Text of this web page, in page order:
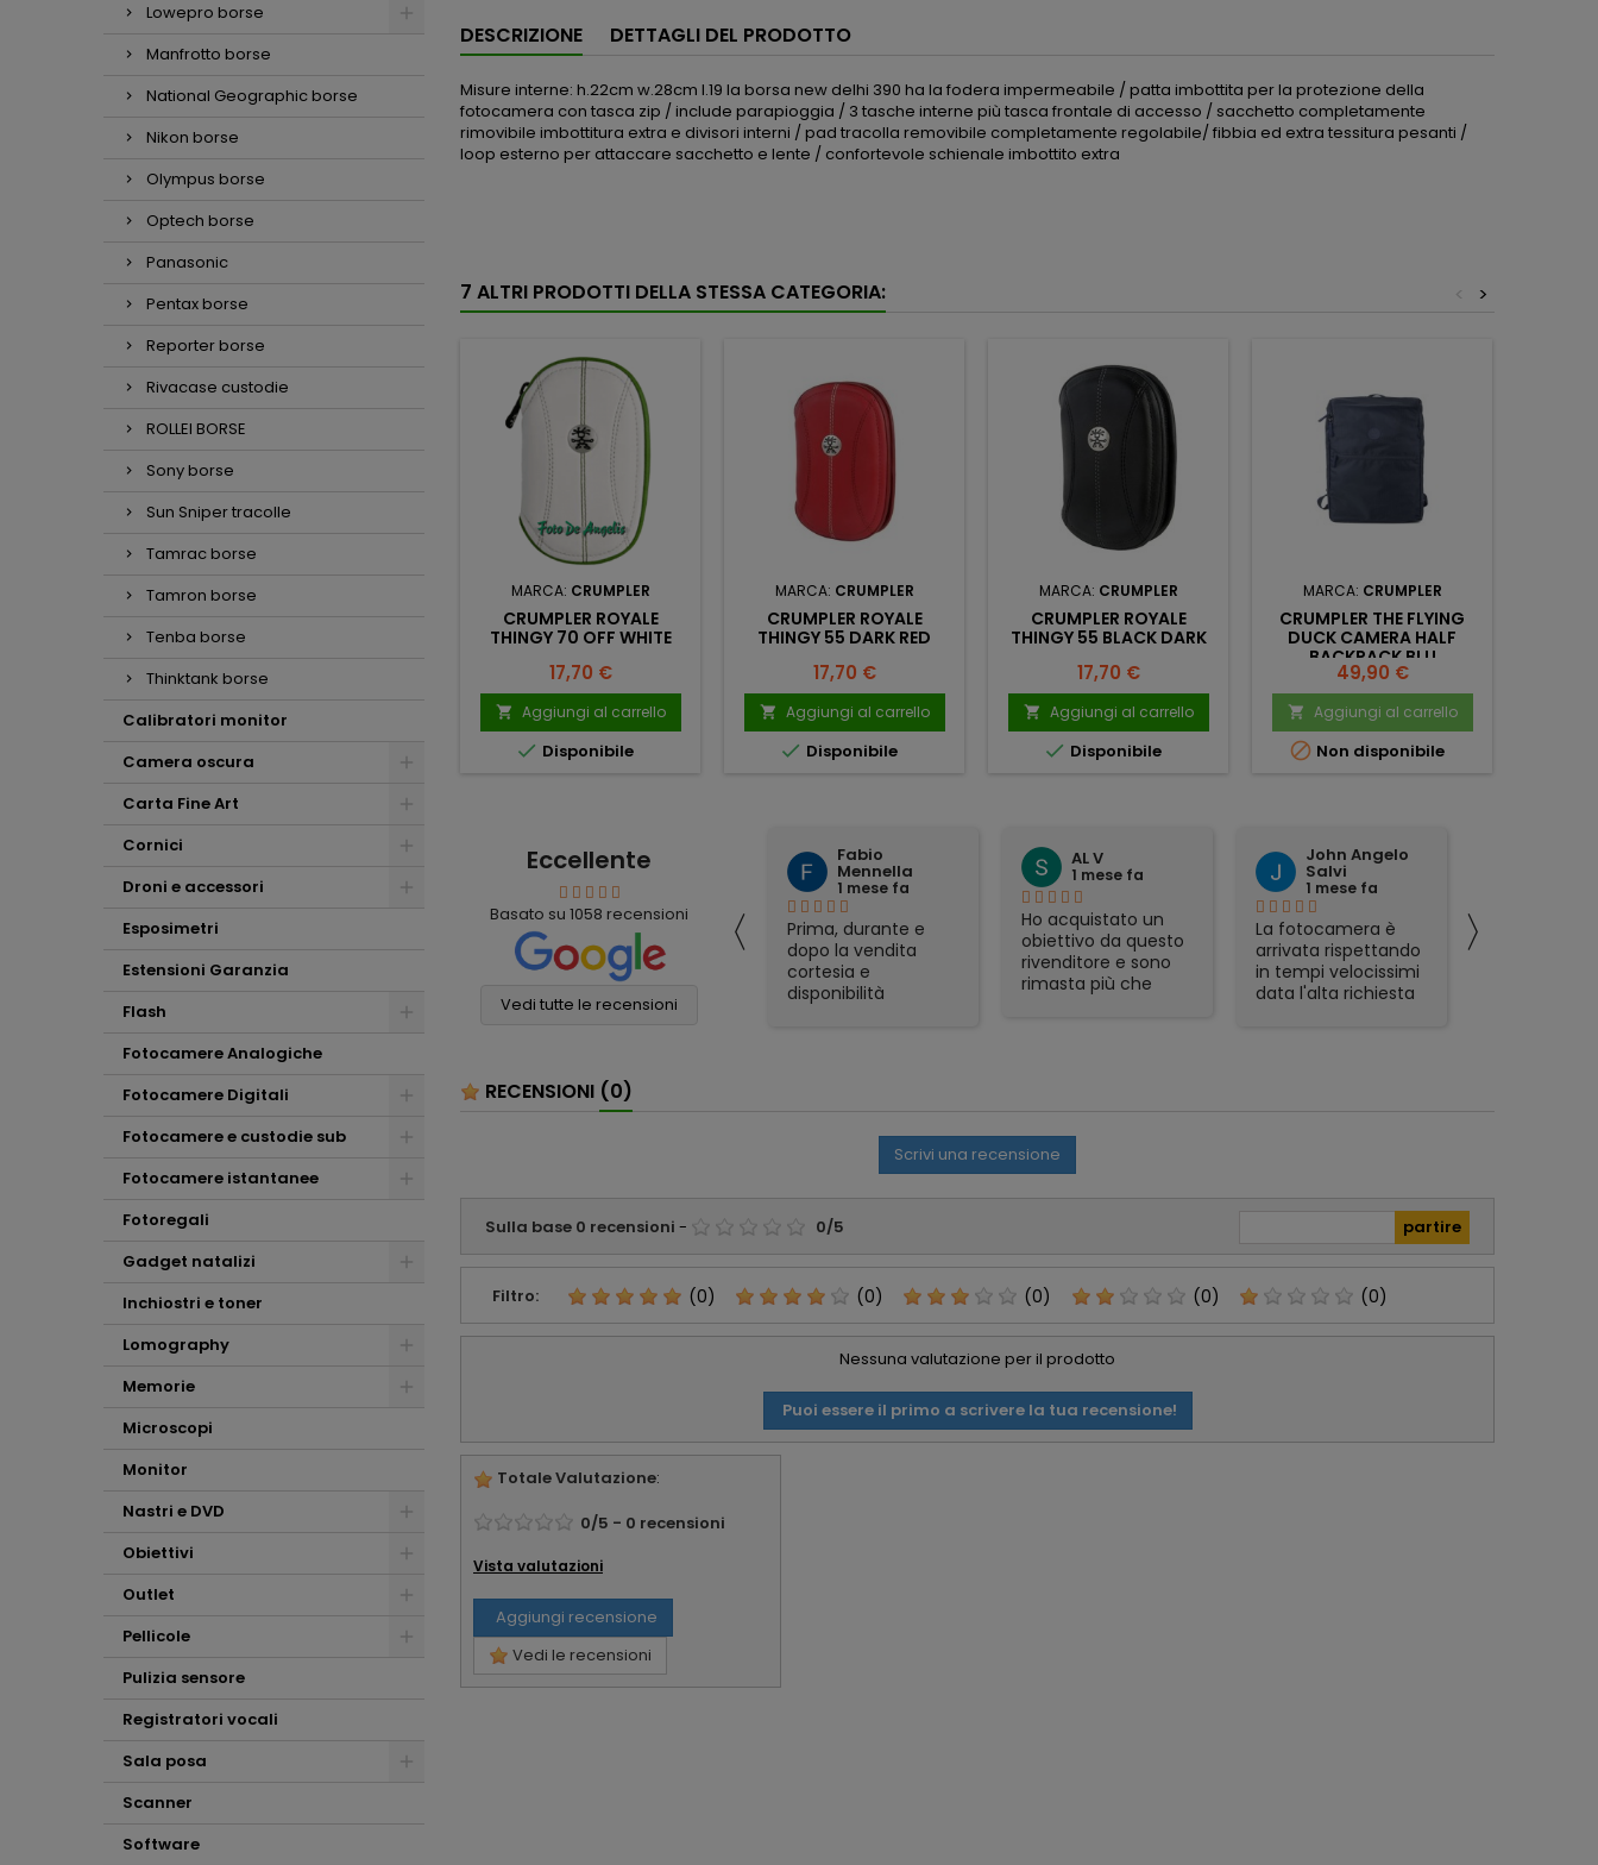
Lowepro borse
Manfrotto borse
National Geographic borse
Nikon borse
Olympus borse
Optech borse
Panasonic
Pentax borse
Reporter borse
Rivacase custodie
ROLLEI BORSE
Sony borse
Sun Sniper tracolle
Tamrac borse
Tamron borse
Tenba borse
Thinktank borse
Calibratori monitor
Camera oscura
Carta Fine Art
Cornici
Droni e accessori
Esposimetri
Estensioni Garanzia
Flash
Fotocamere Analogiche
Fotocamere Digitali
Fotocamere e custodie sub
Fotocamere istantanee
Fotoregali
Gadget natalizi
Inchiostri e toner
Lomography
Memorie
Microscopi
Monitor
Nastri e DVD
Obiettivi
Outlet
Pellicole
Pulizia sensore
Registratori vocali
Sala posa
Scanner
Software
DESCRIZIONE DETTAGLI DEL PRODOTTO
Misure interne: h.22cm w.28cm l.19 la borsa new delhi 390 ha la fodera impermeabile / patta imbottita per la protezione della
fotocamera con tasca zip / include parapioggia / 3 tasche interne più tasca frontale di accesso / sacchetto completamente
rimovibile imbottitura extra e divisori interni / pad tracolla removibile completamente regolabile/ fibbia ed extra tessitura pesanti /
loop esterno per attaccare sacchetto e lente / confortevole schienale imbottito extra
7 ALTRI PRODOTTI DELLA STESSA CATEGORIA: >
<
MARCA: CRUMPLER
CRUMPLER ROYALE
THINGY 70 OFF WHITE
Prezzo
17,70 €
 Aggiungi al carrello
 Disponibile
MARCA: CRUMPLER
CRUMPLER ROYALE
THINGY 55 DARK RED
Prezzo
17,70 €
 Aggiungi al carrello
 Disponibile
MARCA: CRUMPLER
CRUMPLER ROYALE
THINGY 55 BLACK DARK
Prezzo
17,70 €
 Aggiungi al carrello
 Disponibile
MARCA: CRUMPLER
CRUMPLER THE FLYING
DUCK CAMERA HALF
BACKPACK BLU
Prezzo
49,90 €
 Aggiungi al carrello
 Non disponibile
Eccellente
Basato su1058 recensioni
Vedi tutte le recensioni
〈
Ho molto
apprezzato la
scrupolosità nella
usato e i consigli per
nuova fotocamera
difetti) . Mi ritengo
soddisfatto e
consulenza che mi
Affabilità e
che altro !!!
pretendere di più,
mauro simeoli
1 mese fa
Ho acquistato per
corrispondenza un
binocolo Nikon. Il
prezzo era il più
conveniente online
perfetto
Fabio
Mennella
1 mese fa
Prima, durante e
dopo la vendita
cortesia e
disponibilità
AL V
1 mese fa
Ho acquistato un
obiettivo da questo
rivenditore e sono
rimasta più che
consiglio, serio e
affidabile.
John Angelo
Salvi
1 mese fa
La fotocamera è
arrivata rispettando
in tempi velocissimi
data l'alta richiesta
〉
RECENSIONI (0)
Scrivi una recensione
Sulla base 0 recensioni - 0/5
Filtro: (0) (0) (0) (0) (0)
Nessuna valutazione per il prodotto
Puoi essere il primo a scrivere la tua recensione!
Totale Valutazione:
0/5 - 0 recensioni
Vista valutazioni
Aggiungi recensione
Vedi le recensioni